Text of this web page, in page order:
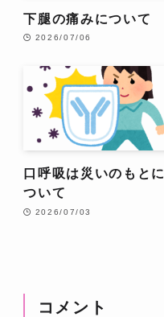
下腿の痛みについて
2026/07/06
口呼吸は災いのもとに
ついて
2026/07/03
コメント